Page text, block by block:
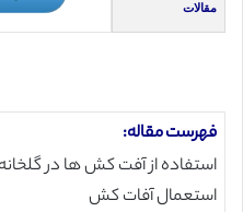
مقالات
فهرست مقاله:
استفاده از آفت کش ها در گلخانه
استعمال آفات کش